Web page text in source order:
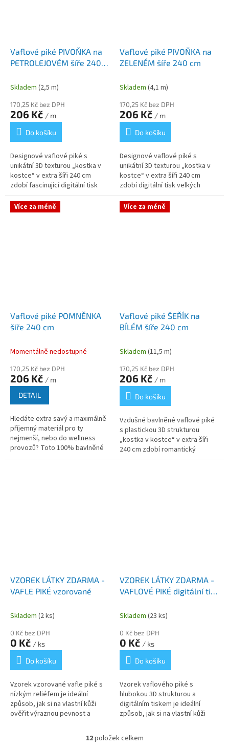
Vaflové piké PIVOŇKA na
PETROLEJOVÉM šíře 240
Skladem (2,5 m)
170,25 Kč bez DPH
206 Kč / m
Do košíku
Designové vaflové piké s
unikátní 3D texturou „kostka v
kostce“ v extra šíři 240 cm
zdobí fascinující digitální tisk
velkých rozkvetlých pivoněk.
Sytý a sofistikovaný...
Vaflové piké PIVOŇKA na
ZELENÉM šíře 240 cm
Skladem (4,1 m)
170,25 Kč bez DPH
206 Kč / m
Do košíku
Designové vaflové piké s
unikátní 3D texturou „kostka v
kostce“ v extra šíři 240 cm
zdobí digitální tisk velkých
rozkvetlých pivoněk.
Romantický motiv květů v
jemných růžových a...
Více za méně
Vaflové piké POMNĚNKA
šíře 240 cm
Momentálně nedostupné
170,25 Kč bez DPH
206 Kč / m
DETAIL
Hledáte extra savý a maximálně
příjemný materiál pro ty
nejmenší, nebo do wellness
provozů? Toto 100% bavlněné
vaflové piké v šíři 240 cm s
Více za méně
Vaflové piké ŠEŘÍK na
BÍLÉM šíře 240 cm
Skladem (11,5 m)
170,25 Kč bez DPH
206 Kč / m
Do košíku
Vzdušné bavlněné vaflové piké
s plastickou 3D strukturou
„kostka v kostce“ v extra šíři
240 cm zdobí romantický
digitální tisk kvetoucího šeříku.
VZOREK LÁTKY ZDARMA -
VAFLE PIKÉ vzorované
Skladem (2 ks)
0 Kč bez DPH
0 Kč / ks
Do košíku
Vzorek vzorované vafle piké s
nízkým reliéfem je ideální
způsob, jak si na vlastní kůži
ověřit výraznou pevnost a
materiálu dříve, než se pustíte
VZOREK LÁTKY ZDARMA -
VAFLOVÉ PIKÉ digitální tisk
Skladem (23 ks)
0 Kč bez DPH
0 Kč / ks
Do košíku
Vzorek vaflového piké s
hlubokou 3D strukturou a
digitálním tiskem je ideální
způsob, jak si na vlastní kůži
měkkost a vysokou savost
našeho materiálu....
O
12položek celkem